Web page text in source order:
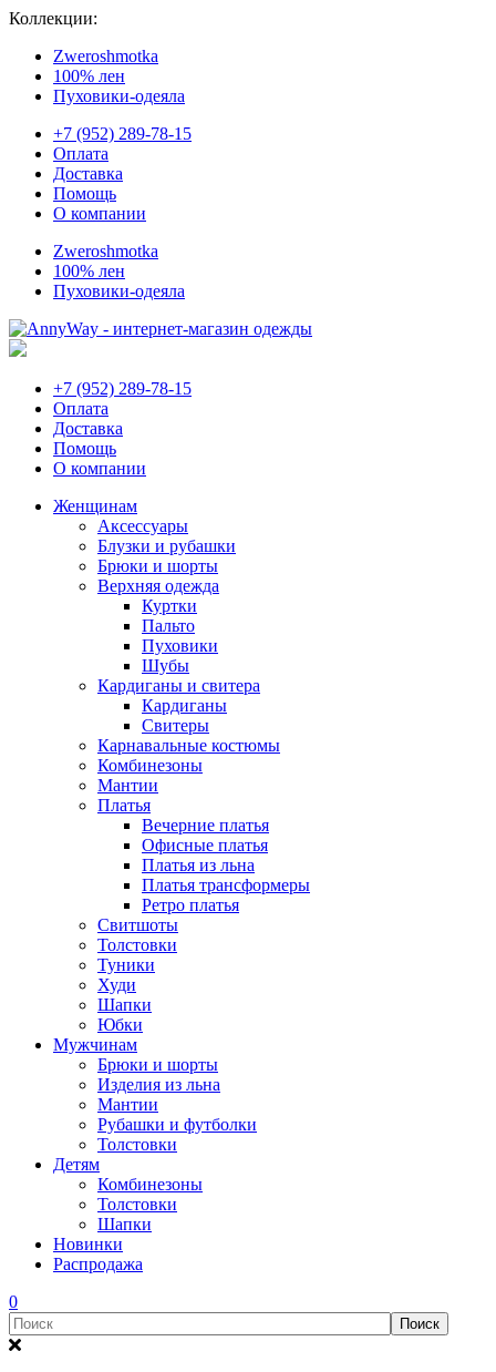
Коллекции:
Zweroshmotka
100% лен
Пуховики-одеяла
+7 (952) 289-78-15
Оплата
Доставка
Помощь
О компании
Zweroshmotka
100% лен
Пуховики-одеяла
+7 (952) 289-78-15
Оплата
Доставка
Помощь
О компании
Женщинам
Аксессуары
Блузки и рубашки
Брюки и шорты
Верхняя одежда
Куртки
Пальто
Пуховики
Шубы
Кардиганы и свитера
Кардиганы
Свитеры
Карнавальные костюмы
Комбинезоны
Мантии
Платья
Вечерние платья
Офисные платья
Платья из льна
Платья трансформеры
Ретро платья
Свитшоты
Толстовки
Туники
Худи
Шапки
Юбки
Мужчинам
Брюки и шорты
Изделия из льна
Мантии
Рубашки и футболки
Толстовки
Детям
Комбинезоны
Толстовки
Шапки
Новинки
Распродажа
0